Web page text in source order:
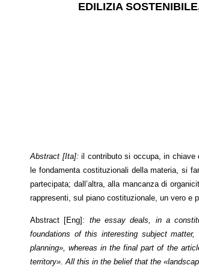
EDILIZIA
Abstract [Ita]: il contributo si occupa, in chiave
le fondamenta costituzionali della materia, si
partecipata; dall’altra, alla mancanza di
rappresenti, sul piano costituzionale, un vero e
Abstract [Eng]: the essay deals, in a
foundations of this interesting subject
planning», whereas in the final part of the
territory». All this in the belief that the